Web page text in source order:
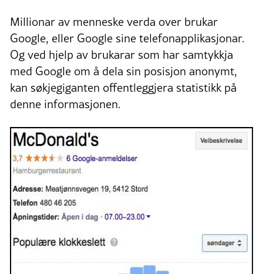
Millionar av menneske verda over brukar
Google, eller Google sine telefonapplikasjonar.
Og ved hjelp av brukarar som har samtykkja
med Google om å dela sin posisjon anonymt,
kan søkjegiganten offentleggjera statistikk på
denne informasjonen.